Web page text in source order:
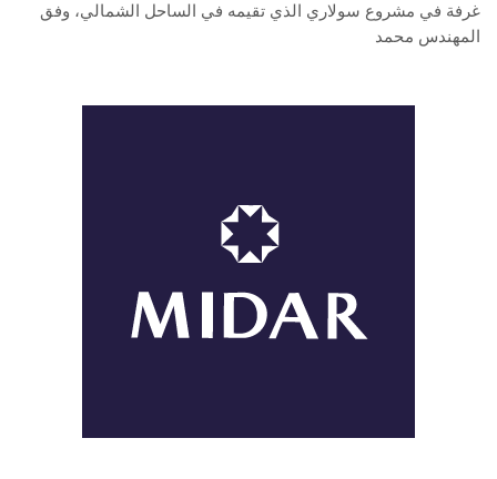
غرفة في مشروع سولاري الذي تقيمه في الساحل الشمالي، وفق
المهندس محمد